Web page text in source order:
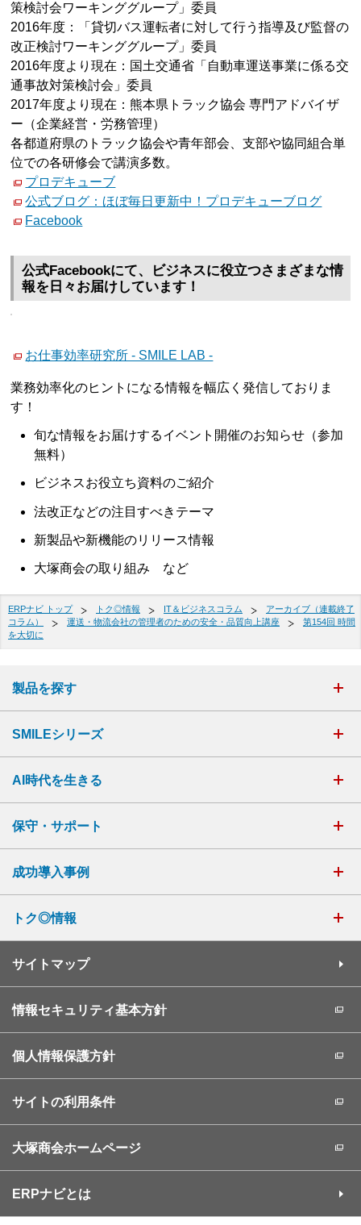
策検討会ワーキンググループ」委員
2016年度：「貸切バス運転者に対して行う指導及び監督の
改正検討ワーキンググループ」委員
2016年度より現在：国土交通省「自動車運送事業に係る交
通事故対策検討会」委員
2017年度より現在：熊本県トラック協会 専門アドバイザ
ー（企業経営・労務管理）
各都道府県のトラック協会や青年部会、支部や協同組合単
位での各研修会で講演多数。
プロデキューブ
公式ブログ：ほぼ毎日更新中！プロデキューブログ
Facebook
公式Facebookにて、ビジネスに役立つさまざまな情
報を日々お届けしています！
お仕事効率研究所 - SMILE LAB -
業務効率化のヒントになる情報を幅広く発信しておりま
す！
旬な情報をお届けするイベント開催のお知らせ（参加
無料）
ビジネスお役立ち資料のご紹介
法改正などの注目すべきテーマ
新製品や新機能のリリース情報
大塚商会の取り組み など
ERPナビ トップ トク◎情報 IT＆ビジネスコラム
アーカイブ（連載終了
コラム）
運送・物流会社の管理者のための安全・品質向上講座
第154回 時間
を大切に
製品を探す
SMILEシリーズ
AI時代を生きる
保守・サポート
成功導入事例
トク◎情報
サイトマップ
情報セキュリティ基本方針
個人情報保護方針
サイトの利用条件
大塚商会ホームページ
ERPナビとは